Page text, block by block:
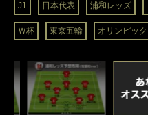
J1 日本代表 浦和レッズ
Ｗ杯 東京五輪 オリンピック